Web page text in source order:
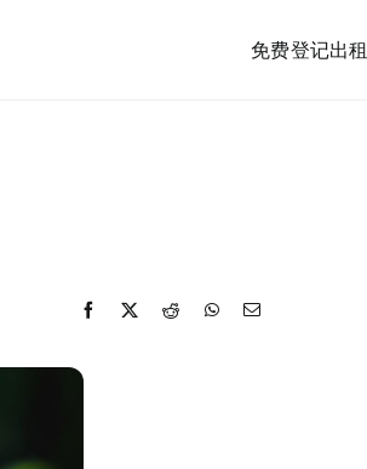
免费登记出租